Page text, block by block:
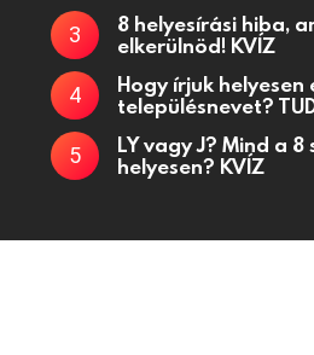
8 helyesírási hiba,
elkerülnöd! KVÍZ
Hogy írjuk
településnevet?
LY vagy J? Mind a
helyesen? KVÍZ